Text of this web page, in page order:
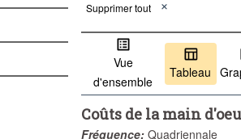
Supprimer tout
Vue
d'ensemble
Tableau
Coûts de la main
Fréquence: Quadriennale